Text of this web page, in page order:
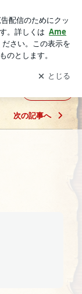
け取りまし
開く
次の記事へ